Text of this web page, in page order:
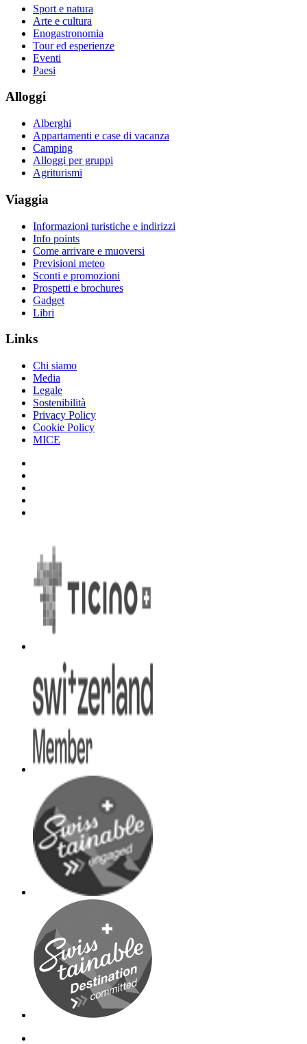
Sport e natura
Arte e cultura
Enogastronomia
Tour ed esperienze
Eventi
Paesi
Alloggi
Alberghi
Appartamenti e case di vacanza
Camping
Alloggi per gruppi
Agriturismi
Viaggia
Informazioni turistiche e indirizzi
Info points
Come arrivare e muoversi
Previsioni meteo
Sconti e promozioni
Prospetti e brochures
Gadget
Libri
Links
Chi siamo
Media
Legale
Sostenibilità
Privacy Policy
Cookie Policy
MICE